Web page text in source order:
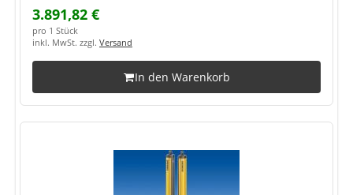
3.891,82 €
pro 1 Stück
inkl. MwSt. zzgl. Versand
In den Warenkorb